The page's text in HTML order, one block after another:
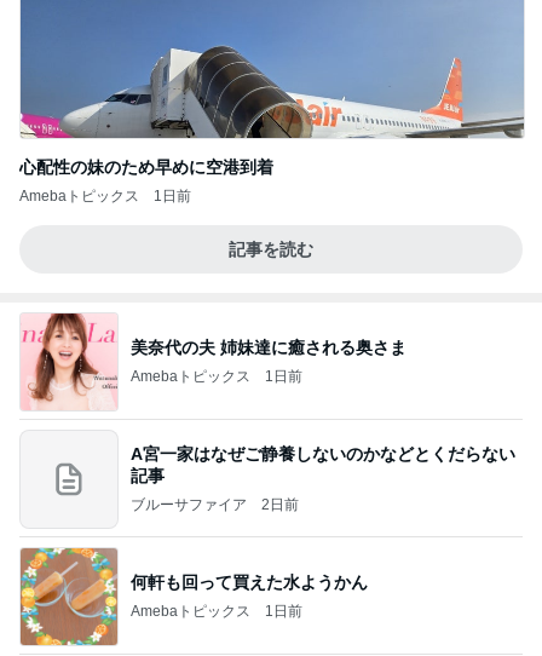
心配性の妹のため早めに空港到着
Amebaトピックス 1日前
記事を読む
美奈代の夫 姉妹達に癒される奥さま
Amebaトピックス 1日前
A宮一家はなぜご静養しないのかなどとくだらない
記事
ブルーサファイア 2日前
何軒も回って買えた水ようかん
Amebaトピックス 1日前